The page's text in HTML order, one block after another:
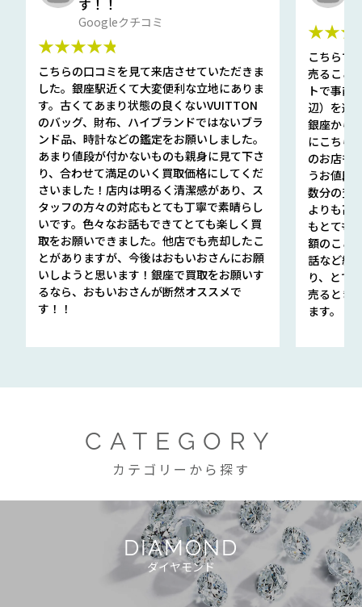
Googleクチコミ
★★★★★
こちらの口コミを見て来店させていただきま
した。銀座駅近くて大変便利な立地にありま
す。古くてあまり状態の良くないVUITTON
のバッグ、財布、ハイブランドではないブラ
ンド品、時計などの鑑定をお願いしました。
あまり値段が付かないものも親身に見て下さ
り、合わせて満足のいく買取価格にしてくだ
さいました！店内は明るく清潔感があり、ス
タッフの方々の対応もとても丁寧で素晴らし
いです。色々なお話もできてとても楽しく買
取をお願いできました。他店でも売却したこ
とがありますが、今後はおもいおさんにお願
いしようと思います！銀座で買取をお願いす
るなら、おもいおさんが断然オススメで
す！！
こちらで
売ること
トで事前
辺）を選
銀座から
にこちら
のお店も
うお値段
数分の査
よりも高
もとても
額のこと
話など細
り、とて
売るとき
ます。
CATEGORY
カテゴリーから探す
DIAMOND
ダイヤモンド